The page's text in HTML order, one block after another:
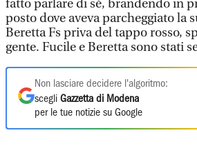
fatto parlare di sè, brandendo in
posto dove aveva parcheggiato la
Beretta Fs priva del tappo rosso,
gente. Fucile e Beretta sono stati
Non lasciare decidere l'algoritmo:
scegli Gazzetta di Modena
per le tue notizie su Google